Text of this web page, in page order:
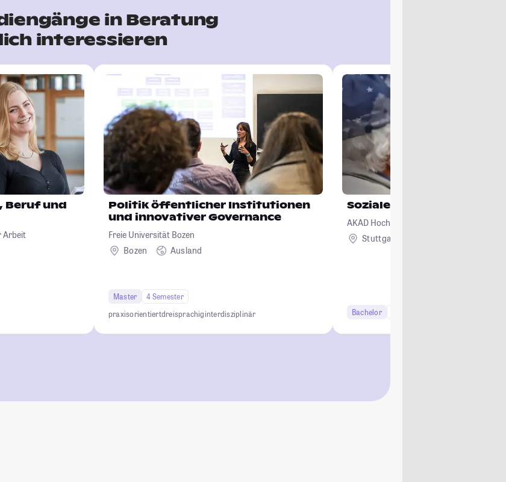
in Beratung
interessieren
Beruf und
Arbeit
Politik öffentlicher Institutionen
und innovativer Governance
Freie Universität Bozen
Bozen
Ausland
Master
4 Semester
praxisorientiertdreisprachiginterdisziplinär
Soziale Arbeit
AKAD Hochschule Stuttgart - staatlich
Stuttgart
Bachelor